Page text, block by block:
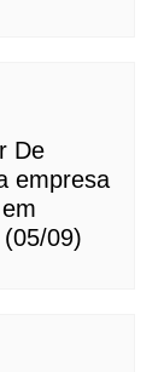
De
empresa
09)